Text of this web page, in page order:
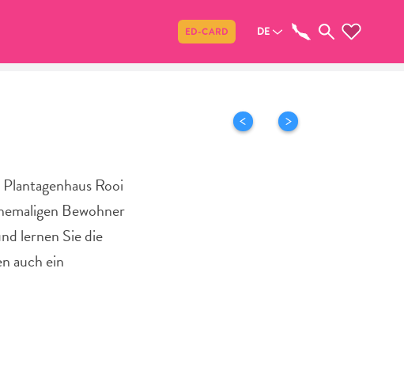
ED-CARD DE
Rooi
Bewohner
lernen Sie die
auch ein
Teilen